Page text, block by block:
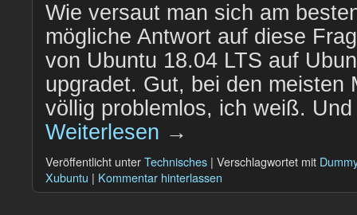
Wie versaut man sich am
mögliche Antwort auf diese
von Ubuntu 18.04 LTS auf
upgradet. Gut, bei den meisten
völlig problemlos, ich weiß.
Weiterlesen →
Veröffentlicht unterTechnisches | Verschlagwortet mit Dummy
Xubuntu | Kommentar hinterlassen